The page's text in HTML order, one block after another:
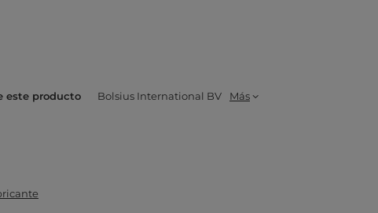
este producto
Bolsius International BV Más